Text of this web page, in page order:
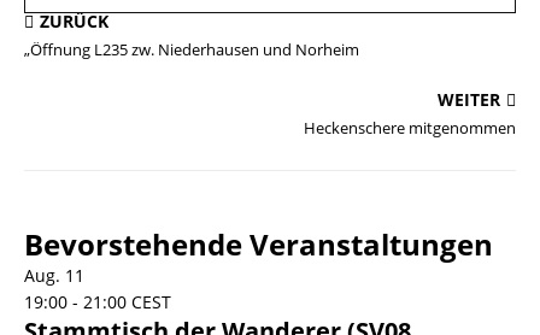
ZURÜCK
„Öffnung L235 zw. Niederhausen und Norheim
WEITER
Heckenschere mitgenommen
Bevorstehende Veranstaltungen
Aug. 11
19:00 - 21:00 CEST